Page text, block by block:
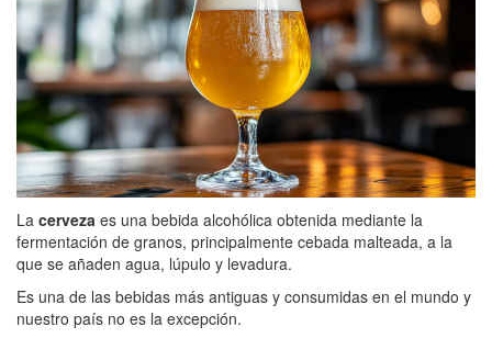
La cerveza es una bebida alcohólica obtenida mediante la
fermentación de granos, principalmente cebada malteada, a la
que se añaden agua, lúpulo y levadura.
Es una de las bebidas más antiguas y consumidas en el mundo y
nuestro país no es la excepción.